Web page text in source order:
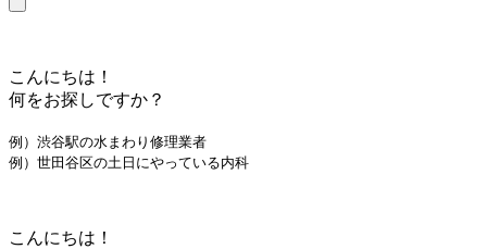
こんにちは！
何をお探しですか？
例）渋谷駅の水まわり修理業者
例）世田谷区の土日にやっている内科
こんにちは！